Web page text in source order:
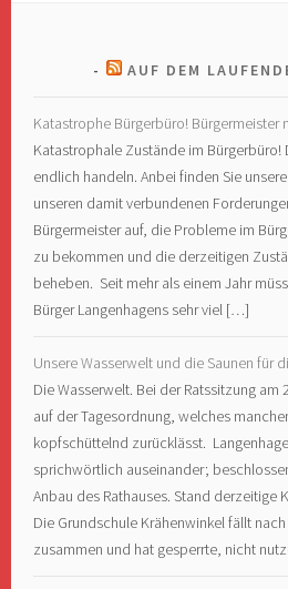
AUF DEM
Katastrophe Bürgerbüro! Bürgermeister
Katastrophale Zustände im Bürgerbüro!
endlich handeln. Anbei finden Sie
unseren damit verbundenen
Bürgermeister auf, die Probleme im
zu bekommen und die derzeitigen
beheben. Seit mehr als einem Jahr
Bürger Langenhagens sehr viel […]
Unsere Wasserwelt und die Saunen für
Die Wasserwelt. Bei der Ratssitzung am
auf der Tagesordnung, welches
kopfschüttelnd zurücklässt.
sprichwörtlich auseinander;
Anbau des Rathauses. Stand derzeitige
Die Grundschule Krähenwinkel fällt
zusammen und hat gesperrte, nicht